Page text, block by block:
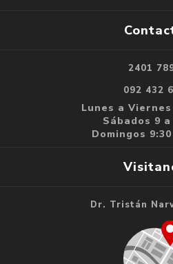
2401
092 432
Lunes a Viernes
Sábados 9 a
Domingos
Dr. Tristán